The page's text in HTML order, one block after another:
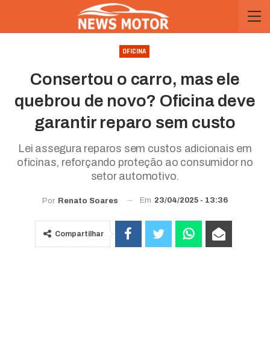
OFICINA
Consertou o carro, mas ele
quebrou de novo? Oficina deve
garantir reparo sem custo
Lei assegura reparos sem custos adicionais em
oficinas, reforçando proteção ao consumidor no
setor automotivo.
Por Renato Soares Em 23/04/2025 - 13:36
Compartilhar